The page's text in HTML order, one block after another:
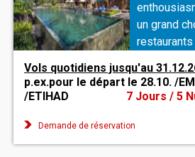
un grand
également
Au Pottery
Vols quotidiens jusqu'au
p.ex.pour le départ le 28.10. /
/ETIHAD
7 Jours / 5
Demande de réservation